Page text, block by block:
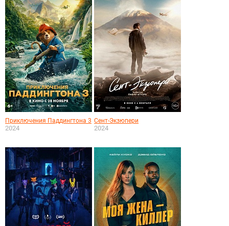
Приключения Паддингтона 3
2024
Сент-Экзюпери
2024